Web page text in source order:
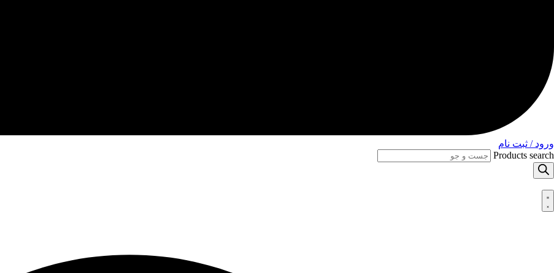
ورود / ثبت نام
Products search